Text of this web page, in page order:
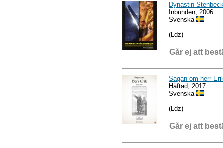
Dynastin
Inbunden, 2006
Svenska
(Ldz)
Går ej att
Sagan om herr
Häftad, 2017
Svenska
(Ldz)
Går ej att